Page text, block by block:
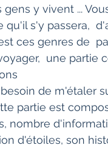
y vivent ...
qu'il s'y passera,
une
besoin de m'étaler
partie est
nombre
d'étoiles, son